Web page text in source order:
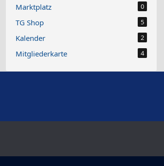
Marktplatz 0
TG Shop 5
Kalender 2
Mitgliederkarte 4